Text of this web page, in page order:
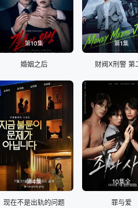
第10集
婚姻之后
第1集
财阀X刑警 第
第4集
现在不是出轨的问题
10集全
罪与爱